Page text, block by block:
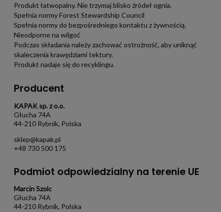
Produkt łatwopalny. Nie trzymaj blisko źródeł ognia.
Spełnia normy Forest Stewardship Council
Spełnia normy do bezpośredniego kontaktu z żywnością.
Nieodporne na wilgoć
Podczas składania należy zachować ostrożność, aby uniknąć
skaleczenia krawędziami tektury.
Produkt nadaje się do recyklingu.
Producent
KAPAK sp. z o.o.
Głucha 74A
44-210 Rybnik, Polska
sklep@kapak.pl
+48 730 500 175
Podmiot odpowiedzialny na terenie UE
Marcin Szolc
Głucha 74A
44-210 Rybnik, Polska